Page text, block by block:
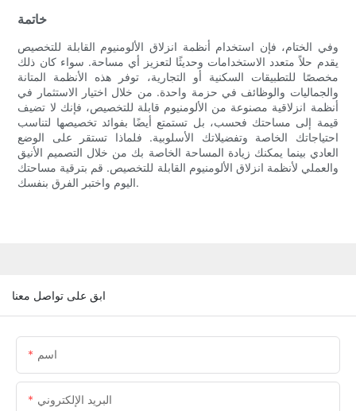
خاتمة
وفي الختام، فإن استخدام أنظمة انزلاق الألومنيوم القابلة للتخصيص
يقدم حلاً متعدد الاستخدامات وحديثًا لتعزيز أي مساحة. سواء كان ذلك
مخصصًا للتطبيقات السكنية أو التجارية، توفر هذه الأنظمة المتانة
والجماليات والوظائف في حزمة واحدة. من خلال اختيار الاستثمار في
أنظمة انزلاقية مصنوعة من الألومنيوم قابلة للتخصيص، فإنك لا تضيف
قيمة إلى مساحتك فحسب، بل تستمتع أيضًا بفوائد تخصيصها لتناسب
احتياجاتك الخاصة وتفضيلاتك الأسلوبية. فلماذا تستقر على الوضع
العادي بينما يمكنك زيادة المساحة الخاصة بك من خلال التصميم الأنيق
والعملي لأنظمة انزلاق الألومنيوم القابلة للتخصيص. قم بترقية مساحتك
اليوم واختبر الفرق بنفسك.
ابق على تواصل معنا
اسم
البريد الإلكتروني